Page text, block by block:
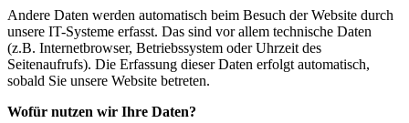
Andere Daten werden automatisch beim Besuch der Website durch
unsere IT-Systeme erfasst. Das sind vor allem technische Daten
(z.B. Internetbrowser, Betriebssystem oder Uhrzeit des
Seitenaufrufs). Die Erfassung dieser Daten erfolgt automatisch,
sobald Sie unsere Website betreten.
Wofür nutzen wir Ihre Daten?